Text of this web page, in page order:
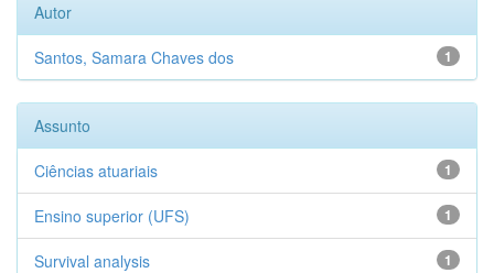
Autor
1
Santos, Samara Chaves dos
Assunto
1
Ciências atuariais
1
Ensino superior (UFS)
1
Survival analysis